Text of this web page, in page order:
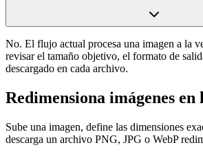
No. El flujo actual procesa una imagen a la
revisar el tamaño objetivo, el formato de
descargado en cada archivo.
Redimensiona imágenes en
Sube una imagen, define las dimensiones
descarga un archivo PNG, JPG o WebP